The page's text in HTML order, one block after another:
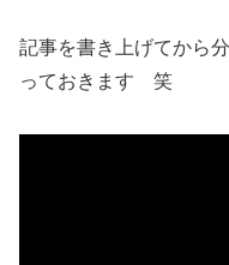
記事を書き上げてから
っておきます 笑